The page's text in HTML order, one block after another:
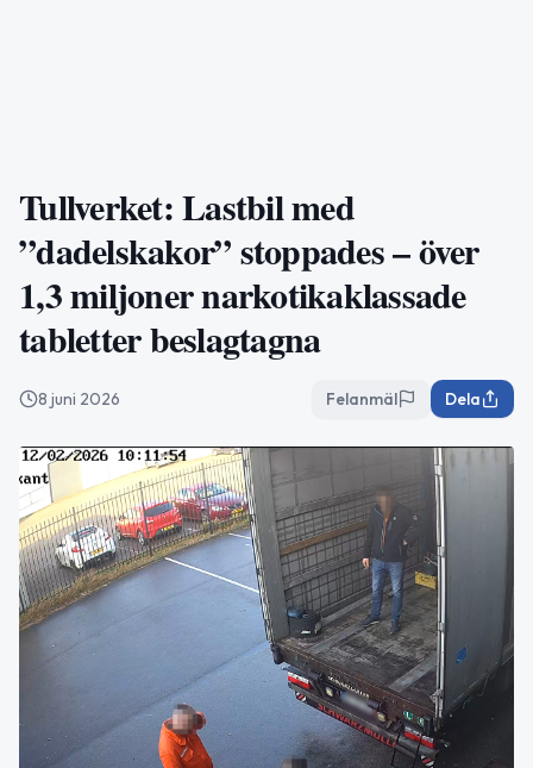
Tullverket: Lastbil med
”dadelskakor” stoppades – över
1,3 miljoner narkotikaklassade
tabletter beslagtagna
8 juni 2026 Felanmäl Dela